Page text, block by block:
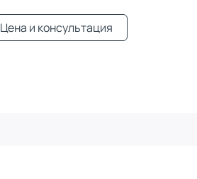
Цена и консультация